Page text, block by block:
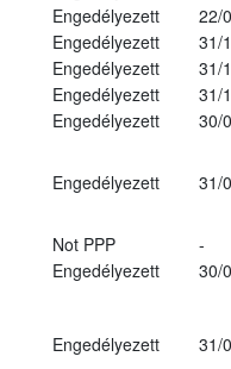
Engedélyezett
22/
Engedélyezett
31/
Engedélyezett
31/
Engedélyezett
31/
Engedélyezett
30/
Engedélyezett 31/
Not PPP
-
Engedélyezett
30/
Engedélyezett 31/